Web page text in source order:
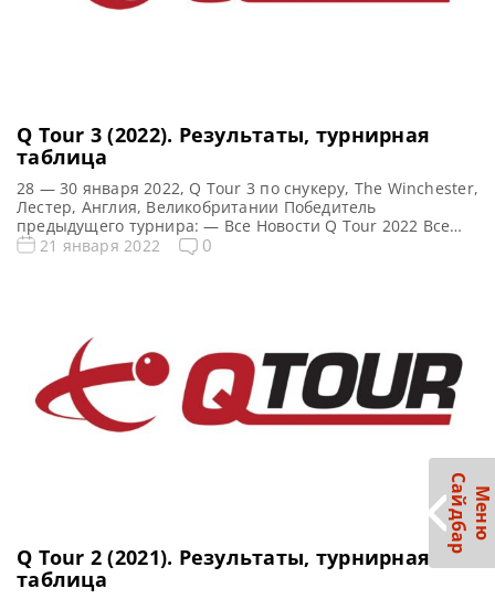
Q Tour 3 (2022). Результаты, турнирная
таблица
28 — 30 января 2022, Q Tour 3 по снукеру, The Winchester,
Лестер, Англия, Великобритании Победитель
предыдущего турнира: — Все Новости Q Tour 2022 Все
новости и результаты Q Tour 3 (2022) Квалификация Q
21 января 2022 0
Q Tour 2 (2021). Результаты, турнирная
таблица
М
е
н
ю
Са
й
д
б
а
р